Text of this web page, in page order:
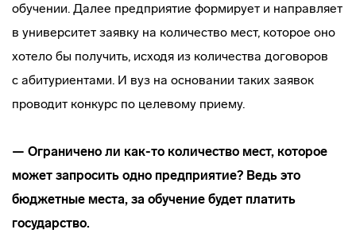
обучении. Далее предприятие формирует и направляет
в университет заявку на количество мест, которое оно
хотело бы получить, исходя из количества договоров
с абитуриентами. И вуз на основании таких заявок
проводит конкурс по целевому приему.
— Ограничено ли как-то количество мест, которое
может запросить одно предприятие? Ведь это
бюджетные места, за обучение будет платить
государство.